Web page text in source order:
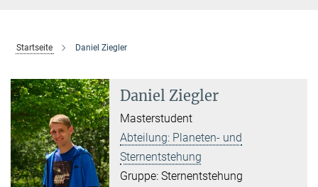
Startseite Daniel Ziegler
Daniel Ziegler
Masterstudent
Abteilung: Planeten- und
Sternentstehung
Gruppe: Sternentstehung